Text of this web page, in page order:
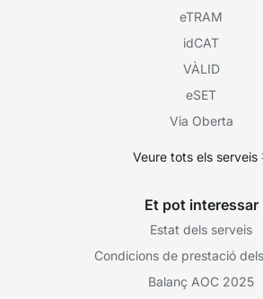
eTRAM
idCAT
VÀLID
eSET
Via Oberta
Veure tots els serveis
Et pot interessar
Estat dels serveis
Condicions de prestació
Balanç AOC 2025